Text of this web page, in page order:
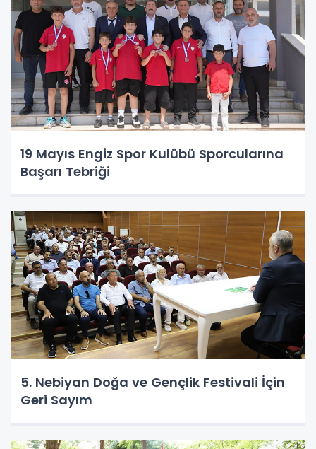
19 Mayıs Engiz Spor Kulübü Sporcularına
Başarı Tebriği
5. Nebiyan Doğa ve Gençlik Festivali İçin
Geri Sayım